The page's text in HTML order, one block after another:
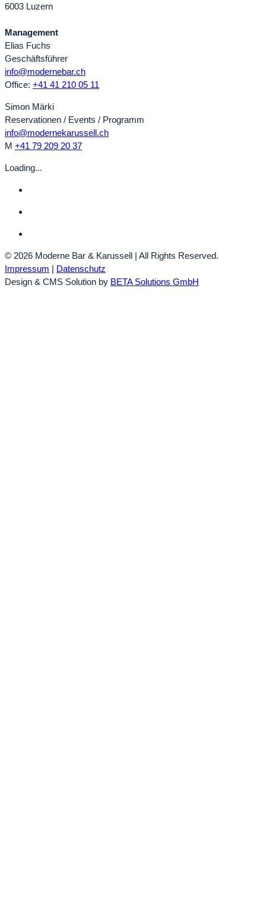
6003 Luzern
Management
Elias Fuchs
Geschäftsführer
info@modernebar.ch
Office: +41 41 210 05 11
Simon Märki
Reservationen / Events / Programm
info@modernekarussell.ch
M +41 79 209 20 37
Loading...
© 2026 Moderne Bar & Karussell | All Rights Reserved.
Impressum | Datenschutz
Design & CMS Solution by BETA Solutions GmbH